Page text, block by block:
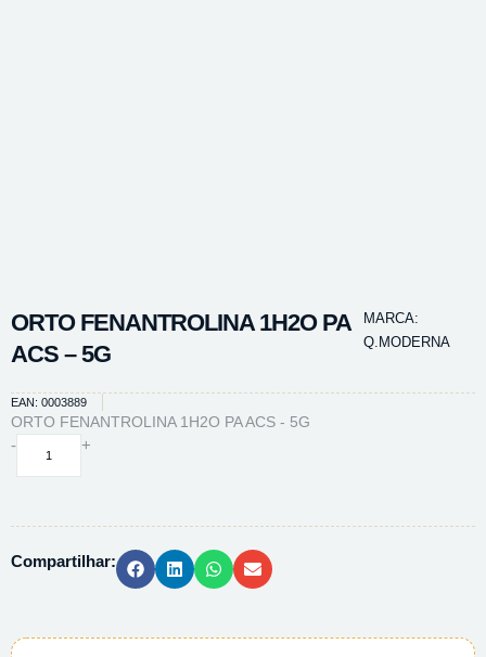
ORTO FENANTROLINA 1H2O PA
ACS – 5G
MARCA:
Q.MODERNA
EAN: 0003889
ORTO FENANTROLINA 1H2O PA ACS - 5G
-
ORTO
-
+
Compartilhar: